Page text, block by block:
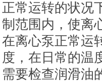
正常运转的状况
制范围内，使离
在离心泵正常运
度，在日常的温
需要检查润滑油